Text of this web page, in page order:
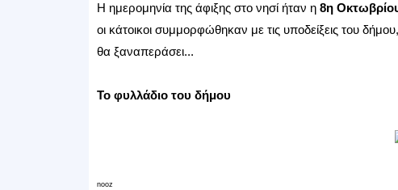
Η ημερομηνία της άφιξης στο νησί ήταν η 8η
οι κάτοικοι συμμορφώθηκαν με τις υποδείξεις του
θα ξαναπεράσει...
Το φυλλάδιο του δήμου
nooz